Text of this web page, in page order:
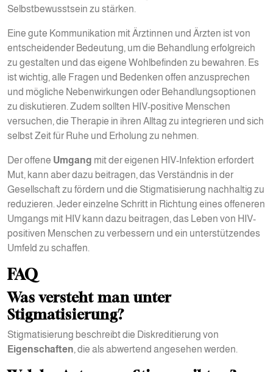
Selbstbewusstsein zu stärken.
Eine gute Kommunikation mit Ärztinnen und Ärzten ist von
entscheidender Bedeutung, um die Behandlung erfolgreich
zu gestalten und das eigene Wohlbefinden zu bewahren. Es
ist wichtig, alle Fragen und Bedenken offen anzusprechen
und mögliche Nebenwirkungen oder Behandlungsoptionen
zu diskutieren. Zudem sollten HIV-positive Menschen
versuchen, die Therapie in ihren Alltag zu integrieren und sich
selbst Zeit für Ruhe und Erholung zu nehmen.
Der offene Umgang mit der eigenen HIV-Infektion erfordert
Mut, kann aber dazu beitragen, das Verständnis in der
Gesellschaft zu fördern und die Stigmatisierung nachhaltig zu
reduzieren. Jeder einzelne Schritt in Richtung eines offeneren
Umgangs mit HIV kann dazu beitragen, das Leben von HIV-
positiven Menschen zu verbessern und ein unterstützendes
Umfeld zu schaffen.
FAQ
Was versteht man unter
Stigmatisierung?
Stigmatisierung beschreibt die Diskreditierung von
Eigenschaften, die als abwertend angesehen werden.